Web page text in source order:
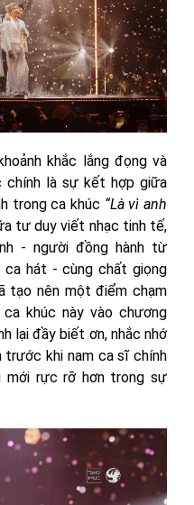
khắc lắng đọng và
chính là sự kết hợp giữa
trong ca khúc “Là vì anh
tư duy viết nhạc tinh tế,
- người đồng hành từ
ca hát - cùng chất giọng
tạo nên một điểm chạm
khúc này vào chương
lại đầy biết ơn, nhắc nhớ
trước khi nam ca sĩ chính
rực rỡ hơn trong sự